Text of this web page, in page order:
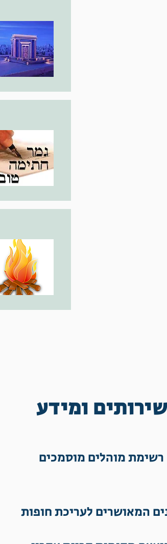
שירותים ומידע
רשימת מוהלים מוסמכים
המאושרים לעריכת חופות